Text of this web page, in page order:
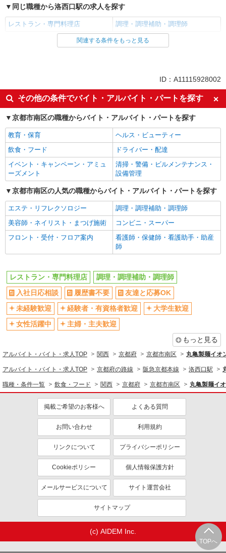
本社工場の学校給食盛付スタッフ
時給1,125円 ※試用期間1ヶ月 1,122円
京都府京都市南区西九条西柳ノ内町2 ファース
トフーズ 本社工場 ★バイク・自転車通勤OK！
株式会社魚国総本社
大手企業内厨房での調理員
日給月給240,000円〜260,000円 ※経験・能力
による ＊試用期間あり：2カ月（同条件）
（TOWA本社） 京都府京都市南区上鳥羽上調
同じ職種から洛西口駅の求人を探す
レストラン・専門料理店 調理・調理補助・調理師
同じ雇用形態から洛西口駅の求人を探す
入社日応相談
履歴書不要
友達と応募OK
未経験歓迎
経験者・有資格者歓迎
大学生歓迎
女性活躍中
主婦・主夫歓迎
フリーター歓迎
学歴不問
ブランクOK
ミドル（40代～）活躍中
エルダー（50代～）活躍中
シニア（60代～）活躍中
高収入・高額
ボーナス・賞与あり
昇給あり
土日祝休み
週2～3日勤務OK
10時～勤務OK
16時前退社OK
短時間勤務（1日4h以内）OK
時間や曜日が選べる・シフト自由
平日のみ勤務OK
土日祝のみ勤務OK
フルタイム歓迎
昼
夕方
夜
髪型・髪色自由
禁煙・分煙
駅直結・駅チカ
上場企業・上場企業のグループ会
車通勤OK
バイク通勤OK
自転車通勤OK
扶養内勤務OK
転勤なし
交通費支給
社会保険あり
まかない・食事補助
社割・特典あり
社員登用あり
同じ職種から求人を探す
飲食・フード
レストラン・専門料理店
調理・調理補助・調理師
同じ特徴から求人を探す
未経験歓迎
大学生歓迎
ボーナス・賞与あり
上場企業・上場企業のグループ会
関連する条件をもっと見る
ID：A11115928002
その他の条件でバイト・アルバイト・パートを探す
京都市南区の職種からバイト・アルバイト・パートを探す
教育・保育
ヘルス・ビューティー
飲食・フード
ドライバー・配達
イベント・キャンペーン・アミュ
ーズメント
清掃・警備・ビルメンテナンス・
設備管理
京都市南区の人気の職種からバイト・アルバイト・パートを探す
エステ・リフレクソロジー
調理・調理補助・調理師
美容師・ネイリスト・まつげ施術
コンビニ・スーパー
フロント・受付・フロア案内
看護師・保健師・看護助手・助産
師
TOPへ
レストラン・専門料理店
調理・調理補助・調理師
入社日応相談
履歴書不要
友達と応募OK
未経験歓迎
経験者・有資格者歓迎
大学生歓迎
女性活躍中
主婦・主夫歓迎
もっと見る
アルバイト・バイト・求人TOP 関西 京都府 京都市南区 丸亀製麺イオ
アルバイト・バイト・求人TOP 京都府の路線 阪急京都本線 洛西口駅
職種・条件一覧 飲食・フード 関西 京都府 京都市南区 丸亀製麺イ
掲載ご希望のお客様へ よくある質問
お問い合わせ 利用規約
リンクについて プライバシーポリシー
Cookieポリシー 個人情報保護方針
メールサービスについて サイト運営会社
サイトマップ
(c) AIDEM Inc.